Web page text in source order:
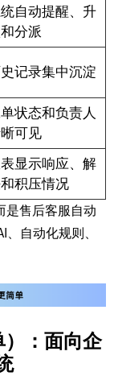
自动提醒、升
分派
记录集中沉淀
状态和负责人
可见
显示响应、解
积压情况
是售后客服自动
自动化规则、
：面向企